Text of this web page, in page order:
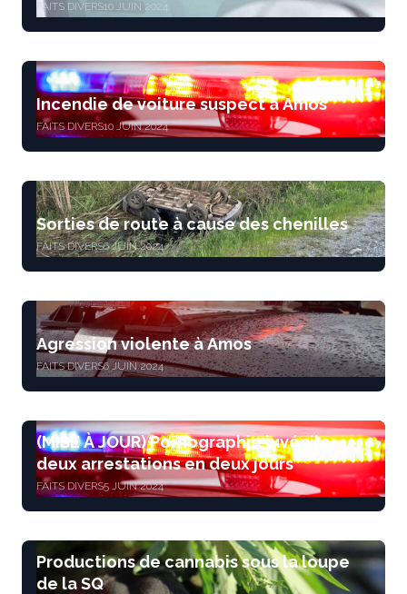
FAITS DIVERS10 JUIN 2024
Incendie de voiture suspect à Amos
FAITS DIVERS10 JUIN 2024
Sorties de route à cause des chenilles
FAITS DIVERS6 JUIN 2024
Agression violente à Amos
FAITS DIVERS6 JUIN 2024
(MISE À JOUR) Pornographie juvénile:
deux arrestations en deux jours
FAITS DIVERS5 JUIN 2024
Productions de cannabis sous la loupe
de la SQ